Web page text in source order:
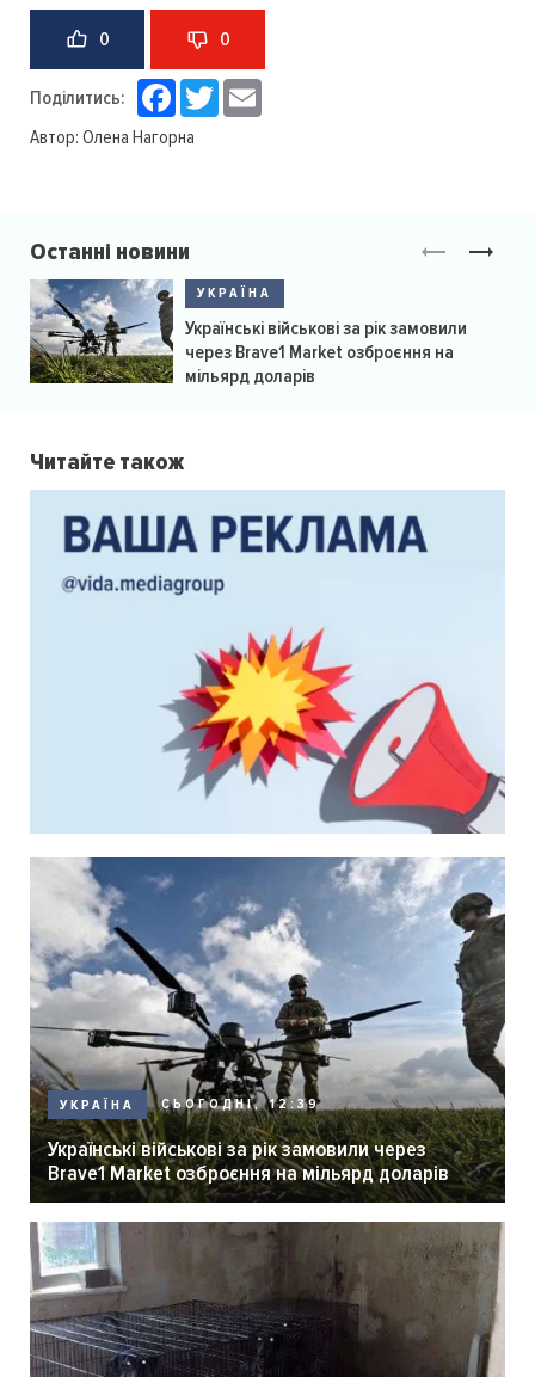
0 0
Поділитись: Facebook
Twitter
Автор: Олена Нагорна
Останні новини
УКРАЇНА
Українські військові за рік замовили
через Brave1 Market озброєння на
мільярд доларів
Читайте також
УКРАЇНА СЬОГОДНІ, 12:39
Українські військові за рік замовили через
Brave1 Market озброєння на мільярд доларів